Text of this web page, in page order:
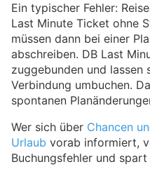
Ein typischer Fehler:
Last Minute Ticket ohne
müssen dann bei einer
abschreiben. DB Last
zuggebunden und lassen
Verbindung umbuchen.
spontanen
Wer sich über Chancen
Urlaub vorab informiert,
Buchungsfehler und